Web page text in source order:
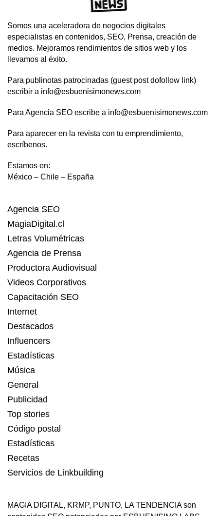
Somos una aceleradora de negocios digitales
especialistas en contenidos, SEO, Prensa, creación de
medios. Mejoramos rendimientos de sitios web y los
llevamos al éxito.
Para publinotas patrocinadas (guest post dofollow link)
escribir a info@esbuenisimonews.com
Para Agencia SEO escribe a info@esbuenisimonews.com
Para aparecer en la revista con tu emprendimiento,
escríbenos.
Estamos en:
México – Chile – España
Agencia SEO
MagiaDigital.cl
Letras Volumétricas
Agencia de Prensa
Productora Audiovisual
Videos Corporativos
Capacitación SEO
Internet
Destacados
Influencers
Estadísticas
Música
General
Publicidad
Top stories
Código postal
Estadísticas
Recetas
Servicios de Linkbuilding
MAGIA DIGITAL, KRMP, PUNTO, LA TENDENCIAson